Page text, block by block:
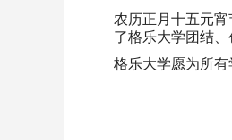
农历正月十五元
了格乐大学团结、
格乐大学愿为所